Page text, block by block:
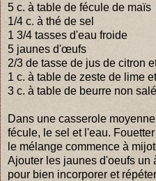
5 c. à table de fécule de maïs
1/4 c. à thé de sel
1 3/4 tasses d'eau froide
5 jaunes d'œufs
2/3 de tasse de jus de citron
1 c. à table de zeste de lime
3 c. à table de beurre non salé
Dans une casserole
fécule, le sel et l'eau.
le mélange commence à
Ajouter les jaunes d'oeufs un
pour bien incorporer et